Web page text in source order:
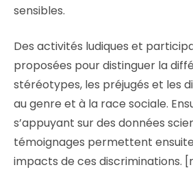
sensibles.
Des activités ludiques et
proposées pour distinguer la
stéréotypes, les préjugés et les
au genre et à la race sociale.
s’appuyant sur des données
témoignages permettent
impacts de ces discriminations.